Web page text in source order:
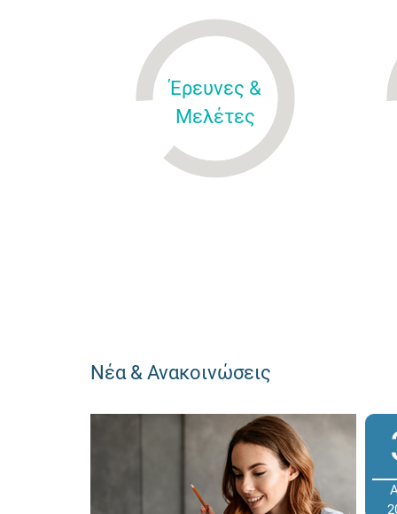
Έρευνες &
Μελέτες
Νέα & Ανακοινώσεις